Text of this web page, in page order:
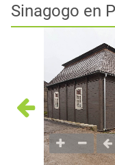
Sinagogo en